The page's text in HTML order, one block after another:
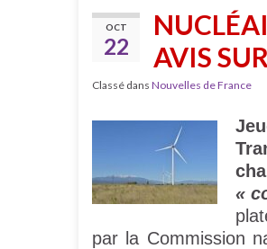
OCT
22
AVIS
Classé dans Nouvelles de France
«
par la Commission